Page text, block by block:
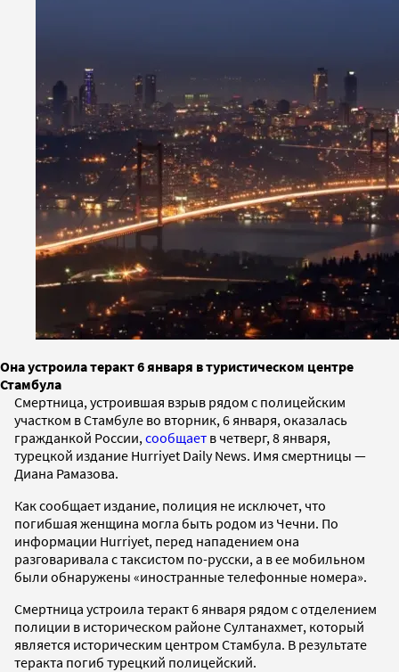
Она устроила теракт 6 января в туристическом центре
Стамбула
Смертница, устроившая взрыв рядом с полицейским
участком в Стамбуле во вторник, 6 января, оказалась
гражданкой России, сообщает в четверг, 8 января,
турецкой издание Hurriyet Daily News. Имя смертницы —
Диана Рамазова.
Как сообщает издание, полиция не исключет, что
погибшая женщина могла быть родом из Чечни. По
информации Hurriyet, перед нападением она
разговаривала с таксистом по-русски, а в ее мобильном
были обнаружены «иностранные телефонные номера».
Смертница устроила теракт 6 января рядом с отделением
полиции в историческом районе Султанахмет, который
является историческим центром Стамбула. В результате
теракта погиб турецкий полицейский.